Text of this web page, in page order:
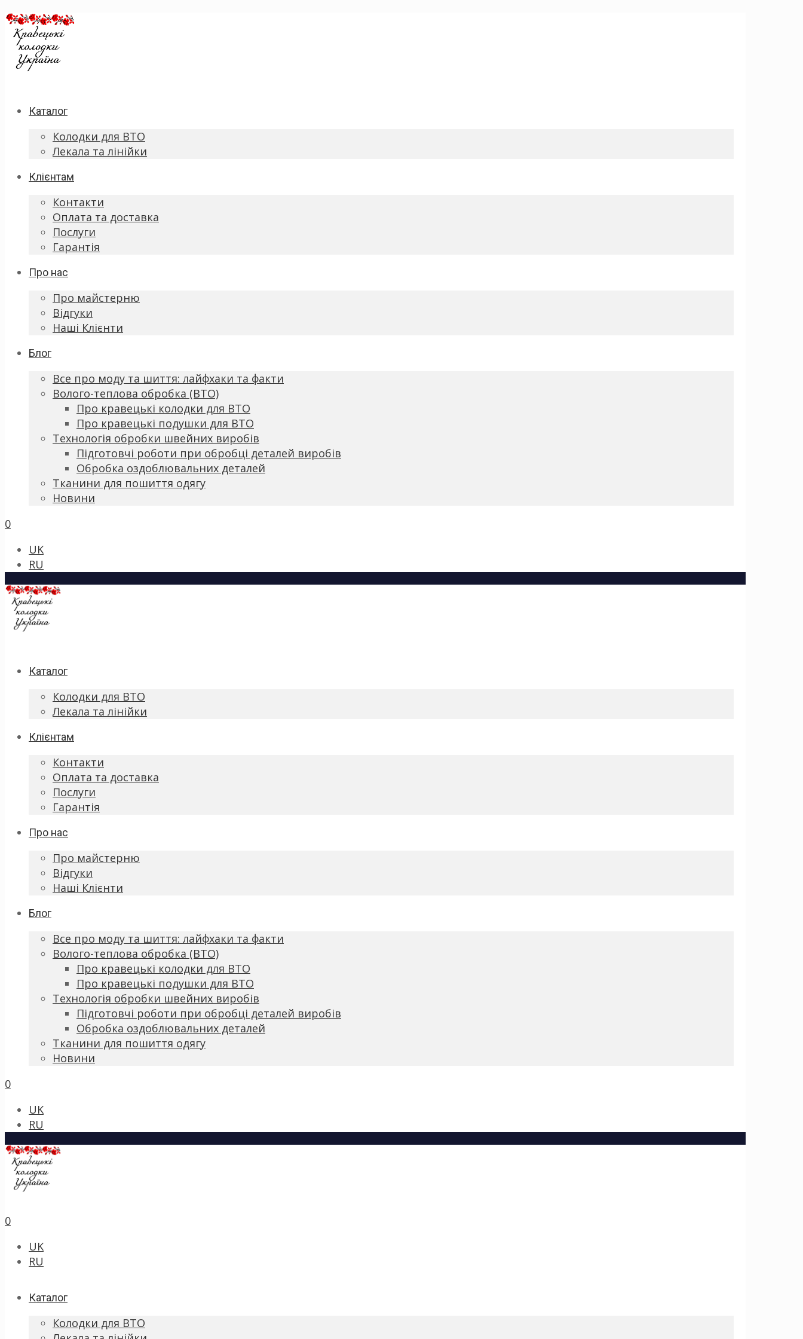
Каталог
Колодки для ВТО
Лекала та лінійки
Клієнтам
Контакти
Оплата та доставка
Послуги
Гарантія
Про нас
Про майстерню
Відгуки
Наші Клієнти
Блог
Все про моду та шиття: лайфхаки та факти
Волого-теплова обробка (ВТО)
Про кравецькі колодки для ВТО
Про кравецькі подушки для ВТО
Технологія обробки швейних виробів
Підготовчі роботи при обробці деталей виробів
Обробка оздоблювальних деталей
Тканини для пошиття одягу
Новини
0
UK
RU
Каталог
Колодки для ВТО
Лекала та лінійки
Клієнтам
Контакти
Оплата та доставка
Послуги
Гарантія
Про нас
Про майстерню
Відгуки
Наші Клієнти
Блог
Все про моду та шиття: лайфхаки та факти
Волого-теплова обробка (ВТО)
Про кравецькі колодки для ВТО
Про кравецькі подушки для ВТО
Технологія обробки швейних виробів
Підготовчі роботи при обробці деталей виробів
Обробка оздоблювальних деталей
Тканини для пошиття одягу
Новини
0
UK
RU
0
UK
RU
Каталог
Колодки для ВТО